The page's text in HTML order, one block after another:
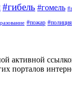
#гибель #гомель
#пожар #полиция
активной
порталов